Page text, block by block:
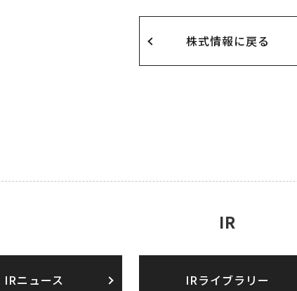
株式情報に戻る
IR
IRニュース IRライブラリー